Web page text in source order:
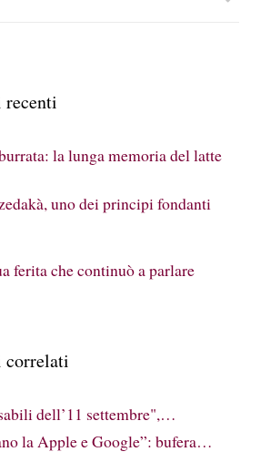
la lunga memoria del latte
uno dei principi fondanti
ferita che continuò a parlare
dell’11 settembre",…
la Apple e Google”: bufera…